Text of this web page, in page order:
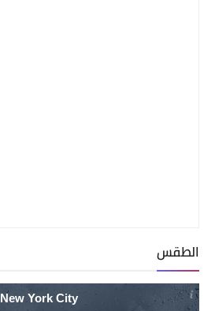
الطقس
New York City